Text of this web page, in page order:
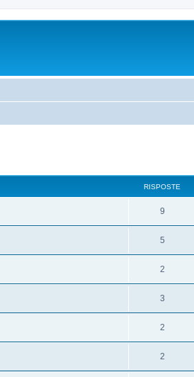
RISPOSTE
9
5
2
3
2
2